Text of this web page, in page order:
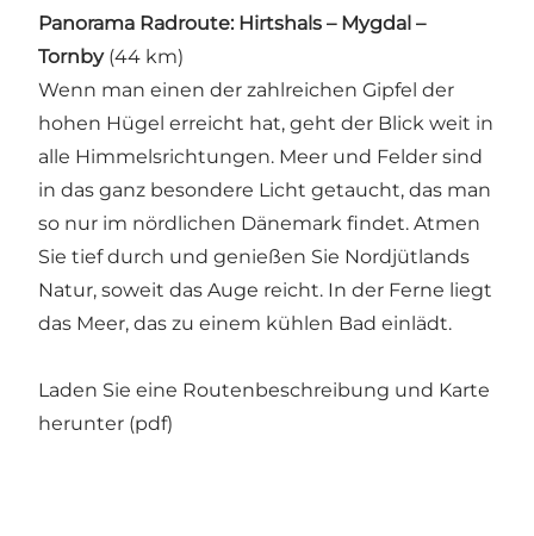
Panorama Radroute: Hirtshals – Mygdal –
Tornby (44 km)
Wenn man einen der zahlreichen Gipfel der
hohen Hügel erreicht hat, geht der Blick weit in
alle Himmelsrichtungen. Meer und Felder sind
in das ganz besondere Licht getaucht, das man
so nur im nördlichen Dänemark findet. Atmen
Sie tief durch und genießen Sie Nordjütlands
Natur, soweit das Auge reicht. In der Ferne liegt
das Meer, das zu einem kühlen Bad einlädt.
Laden Sie eine Routenbeschreibung und Karte
herunter (pdf)